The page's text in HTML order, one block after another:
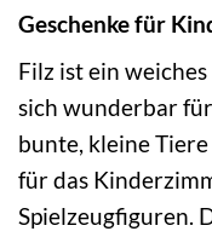
Geschenke für
Filz ist ein
sich wunderbar
bunte, kleine
für das
Spielzeugfiguren.